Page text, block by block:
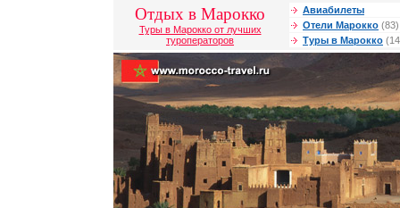
Отдых в Марокко
Туры в Марокко от лучших
туроператоров
Авиабилеты
Отели Марокко (83)
Туры в Марокко